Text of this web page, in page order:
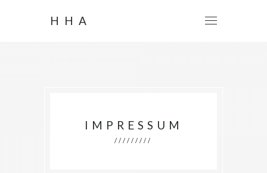
HHA
IMPRESSUM
/////////